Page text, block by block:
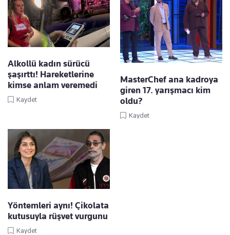
Alkollü kadın sürücü
şaşırttı! Hareketlerine
kimse anlam veremedi
Kaydet
MasterChef ana kadroya
giren 17. yarışmacı kim
oldu?
Kaydet
Yöntemleri aynı! Çikolata
kutusuyla rüşvet vurgunu
Kaydet